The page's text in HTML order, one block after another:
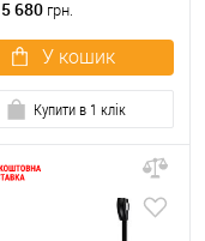
680 грн.
У кошик
Купити в 1 клік